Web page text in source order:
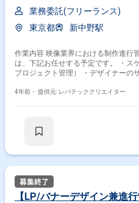
業務委託(フリーランス)
東京都
新中野駅
作業内容 映像業界における制作進行管理を
は、下記お任せする予定です。 ・ス
プロジェクト管理） ・デザイナーのサポート ・
4年前・ 提供元: レバテッククリエイター
【LP/バナーデザイン兼進